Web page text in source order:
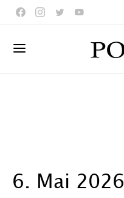
6. Mai 2026